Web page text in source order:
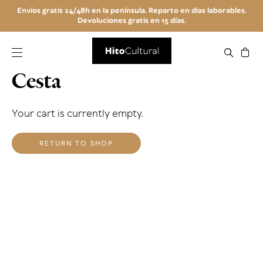
Envíos gratis 24/48h en la península. Reparto en días laborables.
Devoluciones gratis en 15 días.
Cesta
Your cart is currently empty.
RETURN TO SHOP